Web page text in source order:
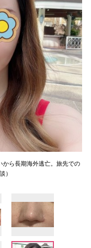
から長期海外逃亡。旅先での
）